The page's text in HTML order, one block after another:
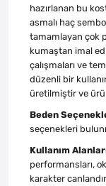
hazırlanan bu
asmalı haç
tamamlayan çok
kumaştan imal
çalışmaları ve
düzenli bir
üretilmiştir ve
Beden
seçenekleri
Kullanım
performansları,
karakter